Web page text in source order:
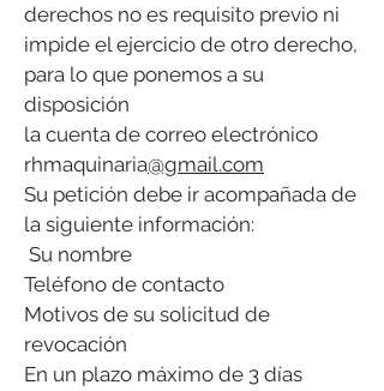
derechos no es requisito previo ni
impide el ejercicio de otro derecho,
para lo que ponemos a su
disposición
la cuenta de correo electrónico
rhmaquinaria@gmail.com
Su petición debe ir acompañada de
la siguiente información:
​ Su nombre
Teléfono de contacto
Motivos de su solicitud de
revocación
En un plazo máximo de 3 días